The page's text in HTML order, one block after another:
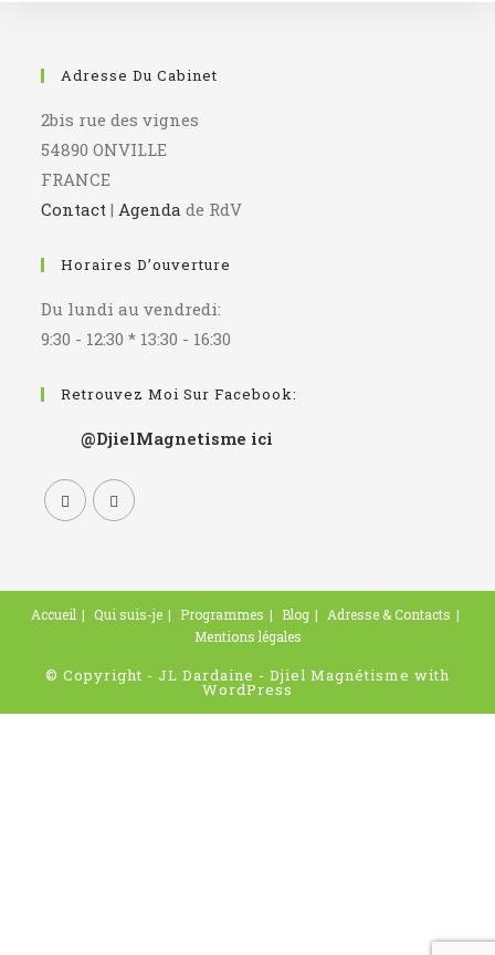
Adresse Du Cabinet
2bis rue des vignes
54890 ONVILLE
FRANCE
Contact |Agenda de RdV
Horaires D’ouverture
Du lundi au vendredi:
9:30 - 12:30 * 13:30 - 16:30
Retrouvez Moi Sur Facebook:
@DjielMagnetisme ici
Accueil Qui suis-je Programmes Blog
Adresse & Contacts
Mentions légales
© Copyright - JL Dardaine - Djiel Magnétisme with
WordPress